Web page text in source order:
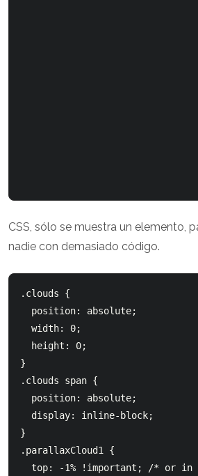
CSS, sólo se muestra un elemento,
nadie con demasiado código.
.clouds {
position: absolute;
width: 0;
height: 0;
}
.clouds span {
position: absolute;
display: inline-block;
}
.parallaxCloud1 {
top: -1% !important; /* or in